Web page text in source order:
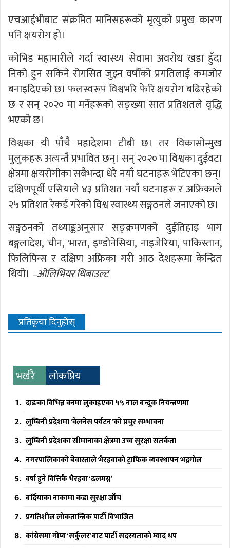
एचआईभीबाट संक्रमित मानिसहरूको मृत्युको प्रमुख कारण
पनि क्षयरोग हो।
कोभिड महामारीले गर्दा स्वास्थ्य सेवामा अवरोध खडा हुँदा
निको हुन सकिने रोगसित जुझ्न वर्षौंको प्रगतिलाई कमजोर
बनाइदिएको छ। फलस्वरूप विश्वभरि फेरि क्षयरोग बढिरहेको
छ र सन् २०२० मा मर्नेहरूको सङ्ख्या सात प्रतिशतले वृद्धि
भएको छ।
विश्वका यी पाँचै महादेशमा टीबी छ। तर विकासोन्मुख
मुलुकहरू अत्यन्तै प्रभावित छन्। सन् २०२० मा विश्वका दुईवटा
क्षेत्रमा क्षयरोगीका सबैभन्दा धेरै नयाँ घटनाहरू भेटिएका छन्।
दक्षिणपूर्वी एसियाले ४३ प्रतिशत नयाँ घटनाहरू र अफ्रिकाले
२५ प्रतिशत रेकर्ड गरेको विश्व स्वास्थ्य सङ्गठनले जनाएको छ।
सङ्गठनको तथ्याङ्कअनुसार सङ्क्रमणको दुईतिहाइ भाग
बङ्गलादेश, चीन, भारत, इण्डोनेसिया, नाइजेरिया, पाकिस्तान,
फिलिपिन्स र दक्षिण अफ्रिका गरी आठ देशहरूमा केन्द्रित
थियो। –ओलिभियर थिबाउल्ट
प्रतिकृया दिनुहोस्
भर्खरै लोकप्रिय
दाङका विभिन्न वनमा लुकाइएका ५५ नाल बन्दुक नियन्त्रणमा
लुम्बिनी प्रदेशमा ‘वेलनेस पर्यटन’को प्रचुर सम्भावना
लुुम्बिनी प्रदेशका सीमानाका क्षेत्रमा उच्च सुरक्षा सतर्कता
नगरपालिकाको बेवास्ताले भैरहवाको ट्राफिक व्यवस्थापन भद्रगोल
वर्षा हुने वित्तिकै भैरहवा ‘ढलमग्न’
बर्दियाका नाकामा कडा सुरक्षा जाँच
प्रगतिशील लोकतान्त्रिक पार्टी विभाजित
कांग्रेसमा गोप्य ‘सर्कुलर’बाट पार्टी सदस्यताको म्याद थप